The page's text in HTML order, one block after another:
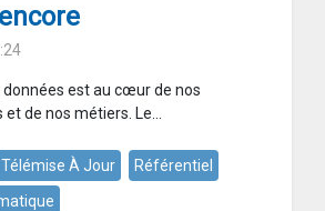
données est au cœur de nos
de nos métiers. Le...
Télémise À Jour
Référentiel